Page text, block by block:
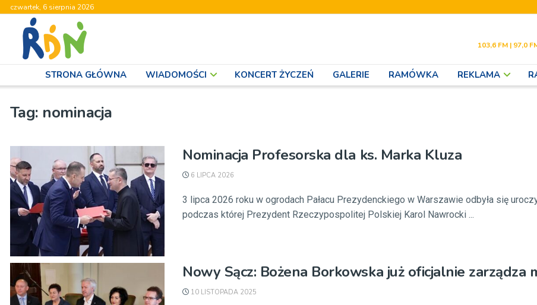
czwartek, 6 sierpnia 2026
103,6 FM | 97,0
STRONA GŁÓWNA WIADOMOŚCI KONCERT ŻYCZEŃ GALERIE RAMÓWKA REKLAMA
Tag: nominacja
Nominacja Profesorska dla ks. Marka Kluza
6 LIPCA 2026
3 lipca 2026 roku w ogrodach Pałacu Prezydenckiego w Warszawie odbyła się
podczas której Prezydent Rzeczypospolitej Polskiej Karol Nawrocki ...
Nowy Sącz: Bożena Borkowska już oficjalnie zarządza
10 LISTOPADA 2025